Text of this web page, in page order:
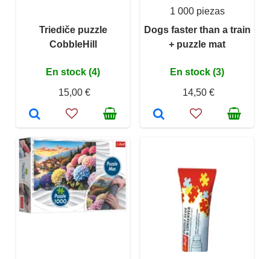
Triediče puzzle
CobbleHill
En stock (4)
15,00 €
1 000 piezas
Dogs faster than a train
+ puzzle mat
En stock (3)
14,50 €